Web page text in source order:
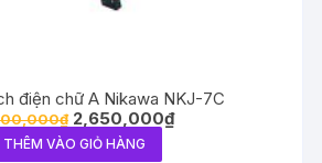
điện chữ A Nikawa NKJ-7C
₫ 2,650,000₫
THÊM VÀO GIỎ HÀNG